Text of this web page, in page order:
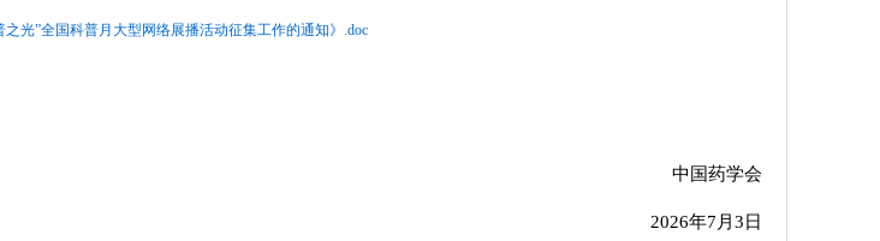
之光”全国科普月大型网络展播活动征集工作的通知》.doc
中国药学会
2026年7月3日